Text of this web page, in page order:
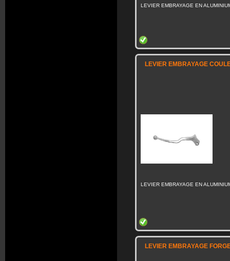
LEVIER EMBRAYAGE EN
LEVIER EMBRAYAGE
LEVIER EMBRAYAGE EN
LEVIER EMBRAYAGE